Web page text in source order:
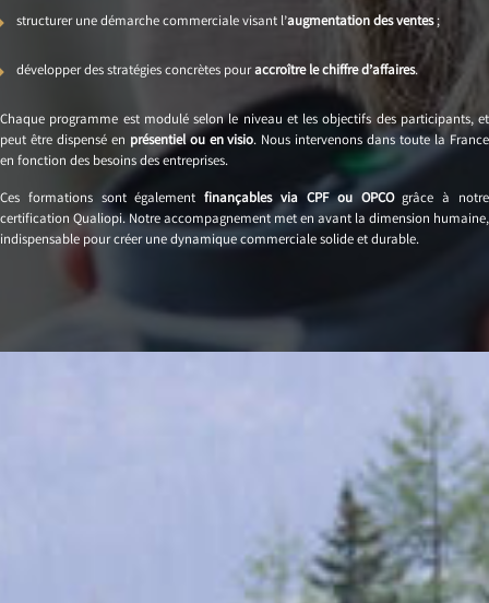
structurer une démarche commerciale visant l’augmentation des ventes;
développer des stratégies concrètes pouraccroître le chiffre d’affaires.
Chaque programme est modulé selon le niveau et les objectifs des participants, et
peut être dispensé en présentiel ou en visio. Nous intervenons dans toute la France
en fonction des besoins des entreprises.
Ces formations sont égalementfinançables via CPF ou OPCOgrâce à notre
certification Qualiopi. Notre accompagnement met en avant la dimension humaine,
indispensable pour créer une dynamique commerciale solide et durable.